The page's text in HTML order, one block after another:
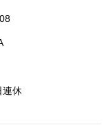
連休